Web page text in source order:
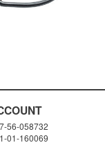
56-058732
01-160069